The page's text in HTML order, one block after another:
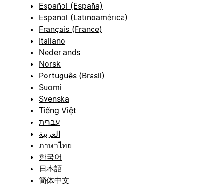
Español (España)
Español (Latinoamérica)
Français (France)
Italiano
Nederlands
Norsk
Português (Brasil)
Suomi
Svenska
Tiếng Việt
עברית
العربية
ภาษาไทย
한국어
日本語
简体中文